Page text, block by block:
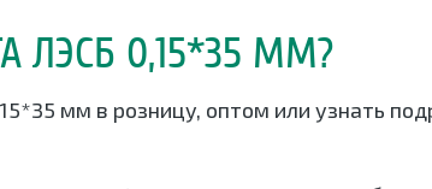
ЛЭСБ 0,15*35 ММ?
мм в розницу, оптом или узнать